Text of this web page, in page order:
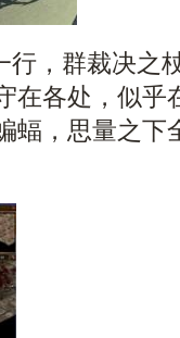
，群裁决之
在各处，似乎
蝠，思量之下